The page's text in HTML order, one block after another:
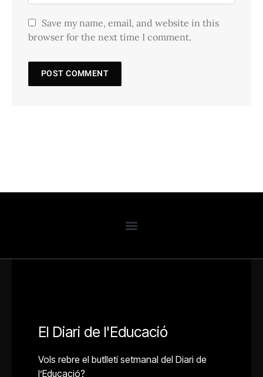
Save my name, email, and website in this
browser for the next time I comment.